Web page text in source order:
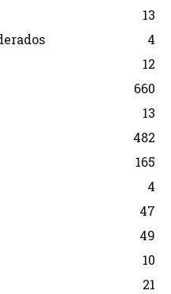
13
4
12
660
13
482
165
4
47
49
10
21